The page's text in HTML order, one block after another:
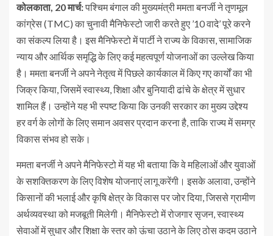
कोलकाता, 20 मार्च:पश्चिम बंगाल की मुख्यमंत्री ममता बनर्जी ने तृणमूल
कांग्रेस (TMC) का चुनावी मैनिफेस्टो जारी करते हुए ’10 वादे’ पूरे करने
का संकल्प लिया है। इस मैनिफेस्टो में पार्टी ने राज्य के विकास, सामाजिक
न्याय और आर्थिक समृद्धि के लिए कई महत्वपूर्ण योजनाओं का उल्लेख किया
है। ममता बनर्जी ने अपने नेतृत्व में पिछले कार्यकाल में किए गए कार्यों का भी
जिक्र किया, जिसमें स्वास्थ्य, शिक्षा और बुनियादी ढांचे के क्षेत्र में सुधार
शामिल हैं। उन्होंने यह भी स्पष्ट किया कि उनकी सरकार का मुख्य उद्देश्य
हर वर्ग के लोगों के लिए समान अवसर प्रदान करना है, ताकि राज्य में समग्र
विकास संभव हो सके।
ममता बनर्जी ने अपने मैनिफेस्टो में यह भी बताया कि वे महिलाओं और युवाओं
के सशक्तिकरण के लिए विशेष योजनाएं लागू करेंगी। इसके अलावा, उन्होंने
किसानों की भलाई और कृषि क्षेत्र के विकास पर जोर दिया, जिससे ग्रामीण
अर्थव्यवस्था को मजबूती मिलेगी। मैनिफेस्टो में रोजगार सृजन, स्वास्थ्य
सेवाओं में सुधार और शिक्षा के स्तर को ऊंचा उठाने के लिए ठोस कदम उठाने